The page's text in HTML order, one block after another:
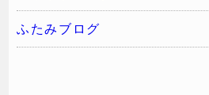
ふたみブログ